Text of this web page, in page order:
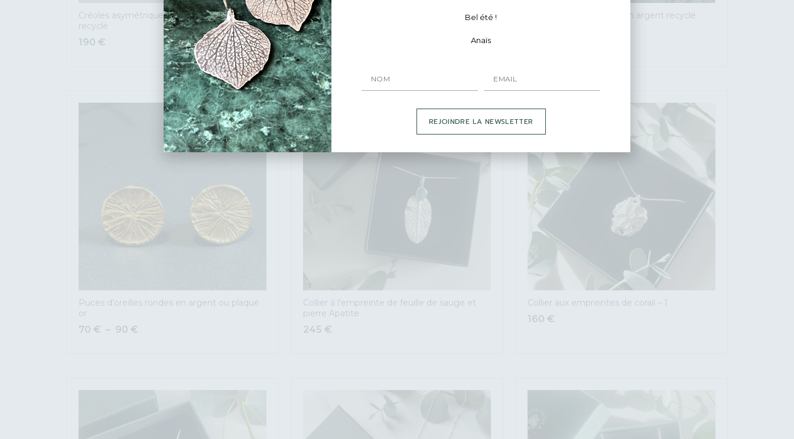
Créoles asymétrique Lunaire en argent
recyclé
190 €
Collier, petite médaille ronde en argent
recyclé ou argent plaqué or, gravée à la main.
70€ –
BO pendantes Lunaire en argent recyclé
Puces d’oreilles rondes en argent ou plaqué
or
70 € – 90 €
Collier à l’empreinte de feuille de sauge et
pierre Apatite
245 €
Collier aux empreintes de corail – 1
160 €
Bel été !
Anaïs
REJOINDRE LA NEWSLETTER